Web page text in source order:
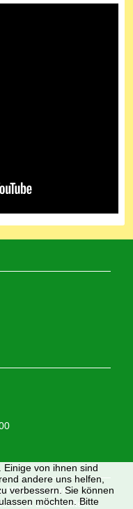
Hilfe, sondern
und Erbschaften.
von ihnen sind
andere uns helfen,
verbessern. Sie können
möchten. Bitte